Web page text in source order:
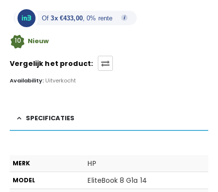
€ 1.699,00.€ 1.299,00.
Of3x €433,00, 0% rente
10 Nieuw
Vergelijk het product:
Availability: Uitverkocht
SPECIFICATIES
MERK HP
MODEL EliteBook 8 G1a 14